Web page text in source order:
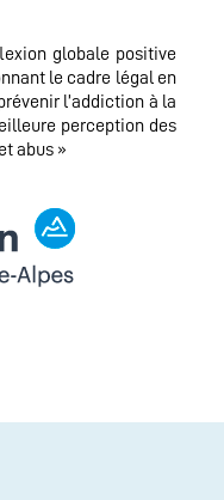
globale positive
le cadre légal en
l’addiction à la
perception des
abus »